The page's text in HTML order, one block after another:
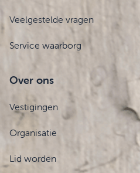
Veelgestelde vragen
Service waarborg
Over ons
Vestigingen
Organisatie
Lid worden